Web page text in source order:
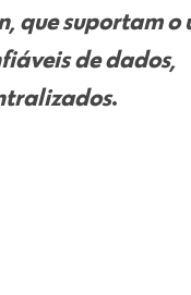
que suportam o
​​de dados,
.